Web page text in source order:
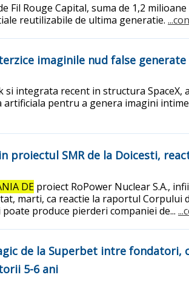
Fil Rouge Capital, suma de 1,2
reutilizabile de ultima generatie.
imaginile nud false generate
integrata recent in structura
pentru a genera imagini
proiectul SMR de la Doicesti,
DE proiect RoPower Nuclear S.A.,
marti, ca reactie la raportul
produce pierderi companiei de...
de la Superbet intre
5-6 ani